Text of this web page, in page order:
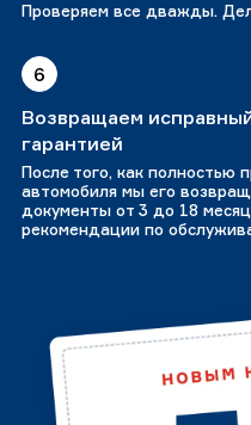
Проверяем все дважды.
6
Возвращаем
гарантией
После того, как полностью
автомобиля мы его
документы от 3 до 18
рекомендации по